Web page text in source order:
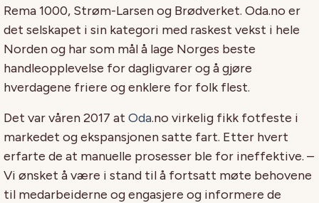
Rema 1000, Strøm-Larsen og Brødverket. Oda.no er
det selskapet i sin kategori med raskest vekst i hele
Norden og har som mål å lage Norges beste
handleopplevelse for dagligvarer og å gjøre
hverdagene friere og enklere for folk flest.
Det var våren 2017 at Oda.no virkelig fikk fotfeste i
markedet og ekspansjonen satte fart. Etter hvert
erfarte de at manuelle prosesser ble for ineffektive. –
Vi ønsket å være i stand til å fortsatt møte behovene
til medarbeiderne og engasjere og informere de